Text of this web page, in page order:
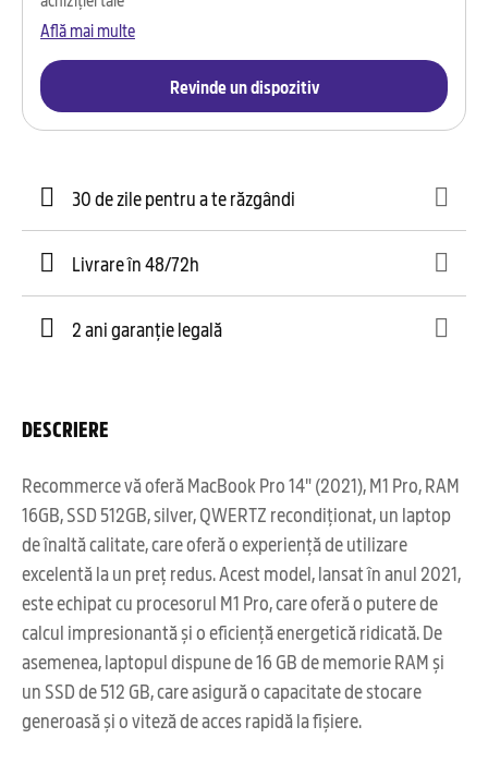
Află mai multe
Revinde un dispozitiv
30 de zile pentru a te răzgândi
Livrare în 48/72h
2 ani garanție legală
DESCRIERE
Recommerce vă oferă MacBook Pro 14" (2021), M1 Pro, RAM
16GB, SSD 512GB, silver, QWERTZ recondiționat, un laptop
de înaltă calitate, care oferă o experiență de utilizare
excelentă la un preț redus. Acest model, lansat în anul 2021,
este echipat cu procesorul M1 Pro, care oferă o putere de
calcul impresionantă și o eficiență energetică ridicată. De
asemenea, laptopul dispune de 16 GB de memorie RAM și
un SSD de 512 GB, care asigură o capacitate de stocare
generoasă și o viteză de acces rapidă la fișiere.